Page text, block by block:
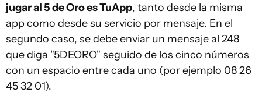
jugar al 5 de Oro es TuApp, tanto desde la misma
app como desde su servicio por mensaje. En el
segundo caso, se debe enviar un mensaje al 248
que diga "5DEORO" seguido de los cinco números
con un espacio entre cada uno (por ejemplo 08 26
45 32 01).